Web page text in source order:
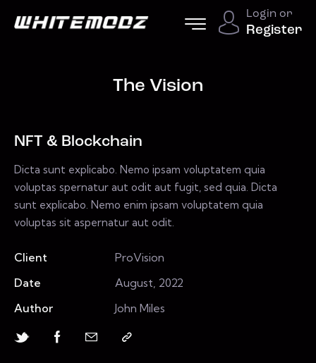
Login or
Register
The Vision
NFT & Blockchain
Dicta sunt explicabo. Nemo ipsam voluptatem quia
voluptas spernatur aut odit aut fugit, sed quia. Dicta
sunt explicabo. Nemo enim ipsam voluptatem quia
voluptas sit aspernatur aut odit.
Client
ProVision
Date
August, 2022
Author
John Miles